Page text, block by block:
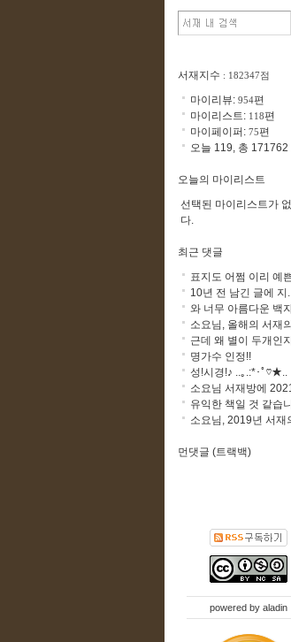
서재지수 : 182347점
마이리뷰: 954편
마이리스트: 118편
마이페이퍼: 75편
오늘 119, 총 171762
오늘의 마이리스트
선택된 마이리스트가
다.
최근 댓글
표지도 어쩜 이리 예
10년 전 남긴 글에 지
와 너무 아름다운 백
소요님, 올해의 서재
근데 왜 별이 두개인
명가수 인정!!
성!시경!♪ ..｡.:*･ﾟ♡★..
소요님 서재방에
유익한 책일 것 같습
소요님, 2019년 서재
먼댓글 (트랙백)
powered by aladin